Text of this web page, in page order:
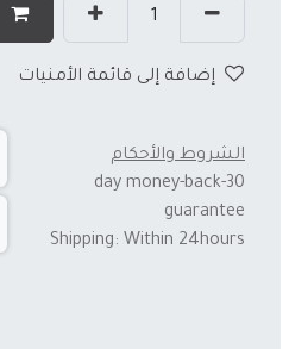
إضافة إلى قائمة الأمنيات
الشروط والأحكام
30-day money-back
guarantee
Shipping: Within 24hours